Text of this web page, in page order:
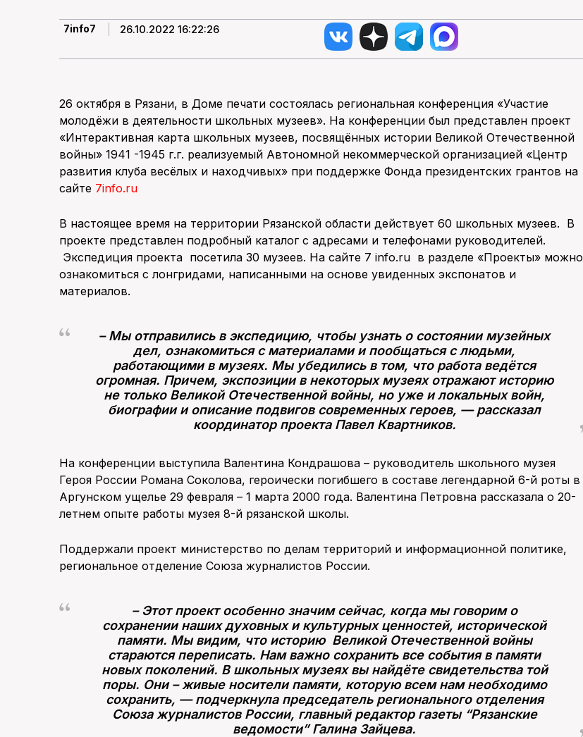
7info7 26.10.2022 16:22:26
26 октября в Рязани, в Доме печати состоялась региональная конференция «Участие
молодёжи в деятельности школьных музеев». На конференции был представлен проект
«Интерактивная карта школьных музеев, посвящённых истории Великой Отечественной
войны» 1941 -1945 г.г. реализуемый Автономной некоммерческой организацией «Центр
развития клуба весёлых и находчивых» при поддержке Фонда президентских грантов на
сайте 7info.ru
В настоящее время на территории Рязанской области действует 60 школьных музеев. В
проекте представлен подробный каталог с адресами и телефонами руководителей.
Экспедиция проекта посетила 30 музеев. На сайте 7 info.ru в разделе «Проекты» можно
ознакомиться с лонгридами, написанными на основе увиденных экспонатов и
материалов.
– Мы отправились в экспедицию, чтобы узнать о состоянии музейных
дел, ознакомиться с материалами и пообщаться с людьми,
работающими в музеях. Мы убедились в том, что работа ведётся
огромная. Причем, экспозиции в некоторых музеях отражают историю
не только Великой Отечественной войны, но уже и локальных войн,
биографии и описание подвигов современных героев, — рассказал
координатор проекта Павел Квартников.
На конференции выступила Валентина Кондрашова – руководитель школьного музея
Героя России Романа Соколова, героически погибшего в составе легендарной 6-й роты в
Аргунском ущелье 29 февраля – 1 марта 2000 года. Валентина Петровна рассказала о 20-
летнем опыте работы музея 8-й рязанской школы.
Поддержали проект министерство по делам территорий и информационной политике,
региональное отделение Союза журналистов России.
– Этот проект особенно значим сейчас, когда мы говорим о
сохранении наших духовных и культурных ценностей, исторической
памяти. Мы видим, что историю Великой Отечественной войны
стараются переписать. Нам важно сохранить все события в памяти
новых поколений. В школьных музеях вы найдёте свидетельства той
поры. Они – живые носители памяти, которую всем нам необходимо
сохранить, — подчеркнула председатель регионального отделения
Союза журналистов России, главный редактор газеты “Рязанские
ведомости” Галина Зайцева.